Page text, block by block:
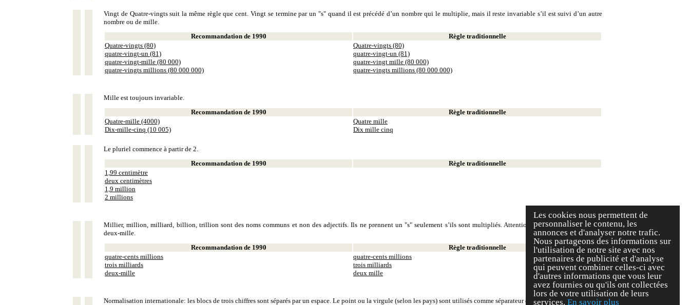
Les cookies nous permettent de
personnaliser le contenu, les
annonces et d'analyser notre trafic.
Nous partageons des informations sur
l'utilisation de notre site avec nos
partenaires de publicité et d'analyse
qui peuvent combiner celles-ci avec
d'autres informations que vous leur
avez fournies ou qu'ils ont collectées
lors de votre utilisation de leurs
services. En savoir plus
Vingt de Quatre-vingts suit la même règle que cent. Vingt se termine par un "s" quand il est précédé d’un nombre qui le multiplie, mais il reste invariable s’il est suivi d’un autre
nombre ou de mille.
Recommandation de 1990
Règle traditionnelle
Quatre-vingts (80)
quatre-vingt-un (81)
quatre-vingt-mille (80 000)
quatre-vingts millions (80 000 000)
Quatre-vingts (80)
quatre-vingt-un (81)
quatre-vingt mille (80 000)
quatre-vingts millions (80 000 000)
Mille est toujours invariable.
Recommandation de 1990
Règle traditionnelle
Quatre-mille (4000)
Dix-mille-cinq (10 005)
Quatre mille
Dix mille cinq
Le pluriel commence à partir de 2.
Recommandation de 1990
Règle traditionnelle
1,99 centimètre
deux centimètres
1,9 million
2 millions
Millier, million, milliard, billion, trillion sont des noms communs et non des adjectifs. Ils ne prennent un "s" seulement s’ils sont multipliés. Attention, on écrit deux milliers et
deux-mille.
Recommandation de 1990
Règle traditionnelle
quatre-cents millions
trois milliards
deux-mille
quatre-cents millions
trois milliards
deux mille
Normalisation internationale: les blocs de trois chiffres sont séparés par un espace. Le point ou la virgule (selon les pays) sont utilisés comme séparateur décimal.